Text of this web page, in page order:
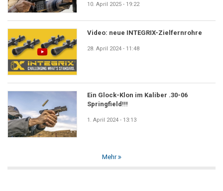
10. April 2025 - 19:22
Video: neue INTEGRIX-Zielfernrohre
28. April 2024 - 11:48
Ein Glock-Klon im Kaliber .30-06
Springfield!!!
1. April 2024 - 13:13
Mehr